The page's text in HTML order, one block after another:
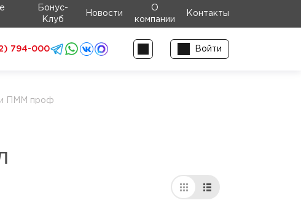
Бонус-
Клуб
Новости
О
компании
Контакты
794-000 Войти
и ПММ проф